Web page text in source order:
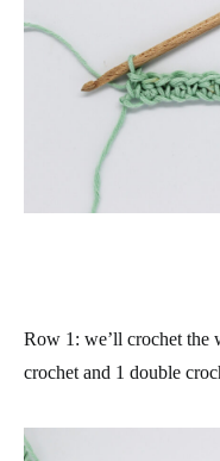
Row 1: we’ll crochet the
crochet and 1 double